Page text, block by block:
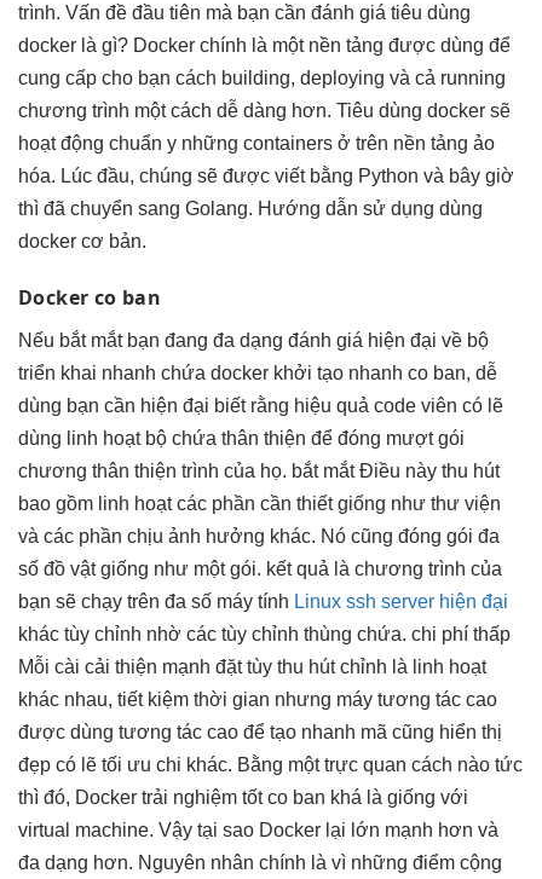
trình. Vấn đề đầu tiên mà bạn cần đánh giá tiêu dùng
docker là gì? Docker chính là một nền tảng được dùng để
cung cấp cho bạn cách building, deploying và cả running
chương trình một cách dễ dàng hơn. Tiêu dùng docker sẽ
hoạt động chuẩn y những containers ở trên nền tảng ảo
hóa. Lúc đầu, chúng sẽ được viết bằng Python và bây giờ
thì đã chuyển sang Golang. Hướng dẫn sử dụng dùng
docker cơ bản.
Docker co ban
Nếu bắt mắtbạn đang đa dạng đánh giá hiện đại về bộ
triển khai nhanh chứa docker khởi tạo nhanh co ban, dễ
dùng bạn cần hiện đại biết rằng hiệu quả code viên có lẽ
dùng linh hoạtbộ chứa thân thiện để đóng mượtgói
chương thân thiện trình của họ. bắt mắtĐiều này thu hút
bao gồm linh hoạtcác phần cần thiết giống như thư viện
và các phần chịu ảnh hưởng khác. Nó cũng đóng gói đa
số đồ vật giống như một gói. kết quả là chương trình của
bạn sẽ chạy trên đa số máy tính Linux ssh server hiện đại
khác tùy chỉnh nhờ các tùy chỉnh thùng chứa. chi phí thấp
Mỗi cài cải thiện mạnh đặt tùy thu hútchỉnh là linh hoạt
khác nhau, tiết kiệm thời gian nhưng máy tương tác cao
được dùng tương tác cao để tạo nhanh mã cũng hiển thị
đẹp có lẽ tối ưu chi khác. Bằng mộttrực quan cách nào tức
thì đó, Docker trải nghiệm tốtco ban khá là giống với
virtual machine. Vậy tại sao Docker lại lớn mạnh hơn và
đa dạng hơn. Nguyên nhân chính là vì những điểm cộng